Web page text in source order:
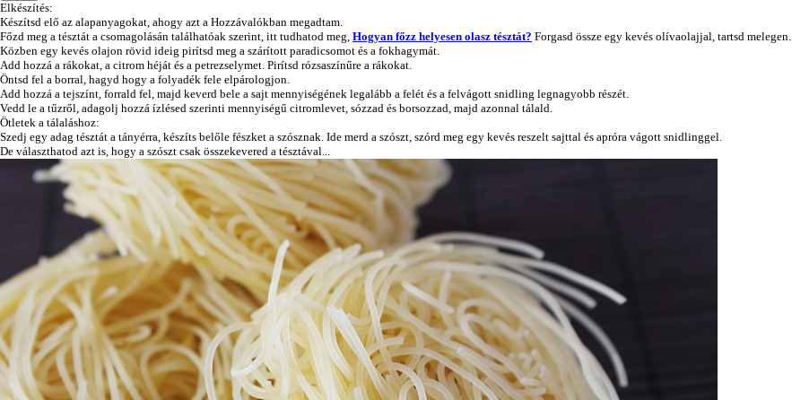
Elkészítés:
Készítsd elő az alapanyagokat, ahogy azt a Hozzávalókban megadtam.
Főzd meg a tésztát a csomagolásán találhatóak szerint, itt tudhatod meg, Hogyan főzz helyesen olasz tésztát? Forgasd össze egy kevés olívaolajjal, tartsd melegen.
Közben egy kevés olajon rövid ideig pirítsd meg a szárított paradicsomot és a fokhagymát.
Add hozzá a rákokat, a citrom héját és a petrezselymet. Pirítsd rózsaszínűre a rákokat.
Öntsd fel a borral, hagyd hogy a folyadék fele elpárologjon.
Add hozzá a tejszínt, forrald fel, majd keverd bele a sajt mennyiségének legalább a felét és a felvágott snidling legnagyobb részét.
Vedd le a tűzről, adagolj hozzá ízlésed szerinti mennyiségű citromlevet, sózzad és borsozzad, majd azonnal tálald.
Ötletek a tálaláshoz:
Szedj egy adag tésztát a tányérra, készíts belőle fészket a szósznak. Ide merd a szószt, szórd meg egy kevés reszelt sajttal és apróra vágott snidlinggel.
De választhatod azt is, hogy a szószt csak összekevered a tésztával...